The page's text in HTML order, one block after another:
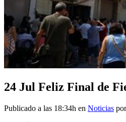
24 Jul Feliz Final de
Publicado a las 18:34h en Noticias